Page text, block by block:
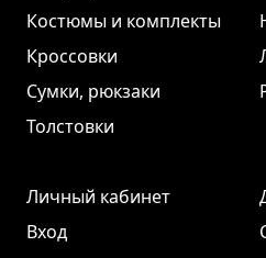
Костюмы и комплекты
Кроссовки
Сумки, рюкзаки
Толстовки
Личный кабинет
Вход